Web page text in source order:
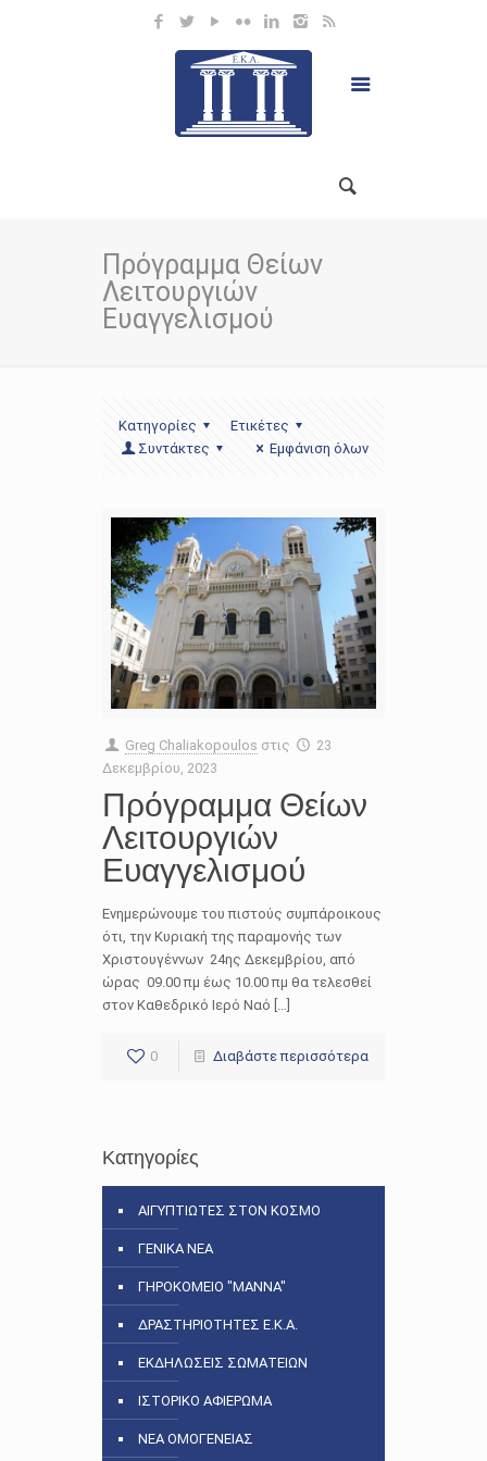
Πρόγραμμα Θείων
Λειτουργιών
Ευαγγελισμού
Κατηγορίες
Ετικέτες
Συντάκτες
Εμφάνιση όλων
Greg Chaliakopoulos στις
23
Δεκεμβρίου, 2023
Πρόγραμμα Θείων
Λειτουργιών
Ευαγγελισμού
Ενημερώνουμε του πιστούς συμπάροικους
ότι, την Κυριακή της παραμονής των
Χριστουγέννων 24ης Δεκεμβρίου, από
ώρας 09.00 πμ έως 10.00 πμ θα τελεσθεί
στον Καθεδρικό Ιερό Ναό […]
0 Διαβάστε περισσότερα
Κατηγορίες
ΑΙΓΥΠΤΙΩΤΕΣ ΣΤΟΝ ΚΟΣΜΟ
ΓΕΝΙΚΑ ΝΕΑ
ΓΗΡΟΚΟΜΕΙΟ "ΜΑΝΝΑ"
ΔΡΑΣΤΗΡΙΟΤΗΤΕΣ Ε.Κ.Α.
ΕΚΔΗΛΩΣΕΙΣ ΣΩΜΑΤΕΙΩΝ
ΙΣΤΟΡΙΚΟ ΑΦΙΕΡΩΜΑ
ΝΕΑ ΟΜΟΓΕΝΕΙΑΣ